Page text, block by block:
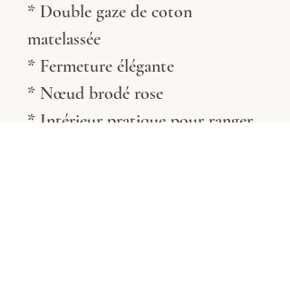
* Double gaze de coton
matelassée
* Fermeture élégante
* Nœud brodé rose
* Intérieur pratique pour ranger